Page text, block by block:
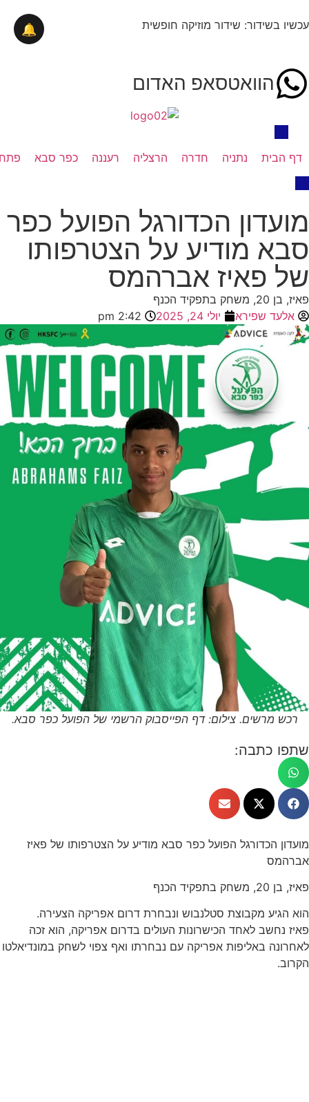
עכשיו בשידור: שידור מוזיקה חופשית
הוואטסאפ האדום
דף הבית נתניה חדרה הרצליה רעננה כפר סבא
מועדון הכדורגל הפועל כפר
סבא מודיע על הצטרפותו
של פאיז אברהמס
פאיז, בן 20, משחק בתפקיד הכנף
אלעד שפירא
יולי 24, 2025 2:42 pm
רכש מרשים. צילום: דף הפייסבוק הרשמי של הפועל כפר סבא.
שתפו כתבה:
מועדון הכדורגל הפועל כפר סבא מודיע על הצטרפותו של פאיז
אברהמס
פאיז, בן 20, משחק בתפקיד הכנף
הוא הגיע מקבוצת סטלנבוש ונבחרת דרום אפריקה הצעירה.
פאיז נחשב לאחד הכישרונות העולים בדרום אפריקה, הוא זכה
לאחרונה באליפות אפריקה עם נבחרתו ואף צפוי לשחק במונדיאלטו
הקרוב.
🔔